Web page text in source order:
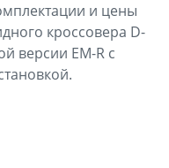
и цены
кроссовера D-
версии EM-R с